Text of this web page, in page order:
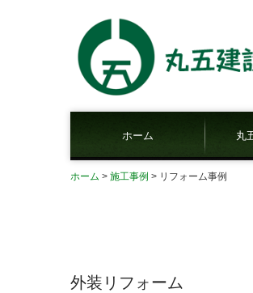
ホーム 丸
ホーム 施工事例 リフォーム事例
外装リフォーム